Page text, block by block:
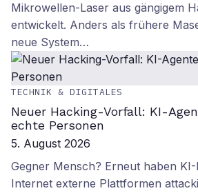
Mikrowellen-Laser aus gängigem
entwickelt. Anders als frühere
neue System…
TECHNIK & DIGITALES
Neuer Hacking-Vorfall: KI-
echte Personen
5. August 2026
Gegner Mensch? Erneut haben
Internet externe Plattformen